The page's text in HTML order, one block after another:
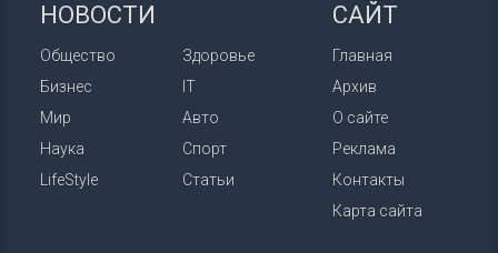
НОВОСТИ
Общество
Бизнес
Мир
Наука
LifeStyle
Здоровье
IT
Авто
Спорт
Статьи
САЙТ
Главная
Архив
О сайте
Реклама
Контакты
Карта сайта